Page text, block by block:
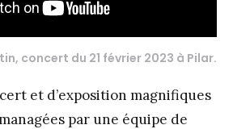
concert du 21 février 2023 à Pilar.
et d’exposition magnifiques
par une équipe de